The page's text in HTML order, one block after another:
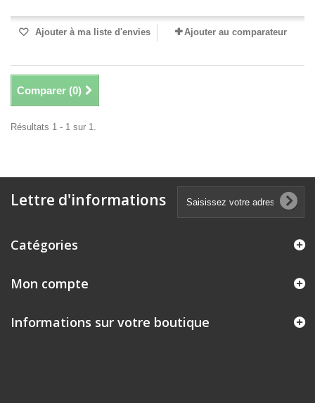
Ajouter à ma liste d'envies Ajouter au comparateur
Comparer (0)
Résultats 1 - 1 sur 1.
Lettre d'informations
Catégories
Mon compte
Informations sur votre boutique